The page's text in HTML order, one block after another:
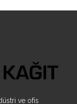
ve ofis